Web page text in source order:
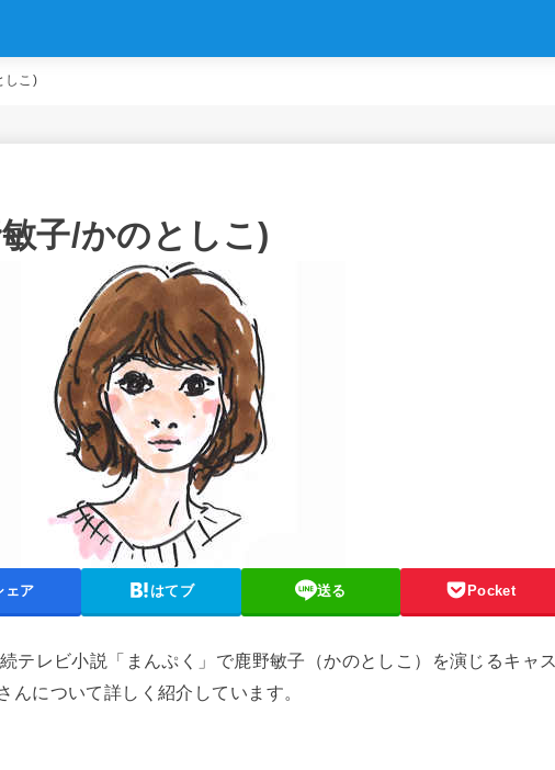
しこ)
子/かのとしこ)
ェア はてブ 送る Pocket
テレビ小説「まんぷく」で鹿野敏子（かのとしこ）を演じるキャス
んについて詳しく紹介しています。